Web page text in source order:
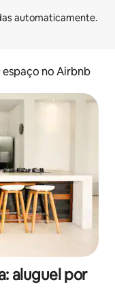
espaço no Airbnb
aluguel por